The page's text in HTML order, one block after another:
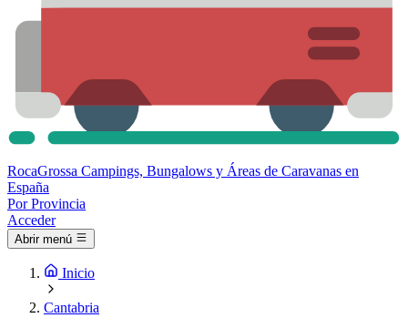
RocaGrossa Campings, Bungalows y Áreas de Caravanas en
España
Por Provincia
Acceder
Abrir menú
Inicio
Cantabria